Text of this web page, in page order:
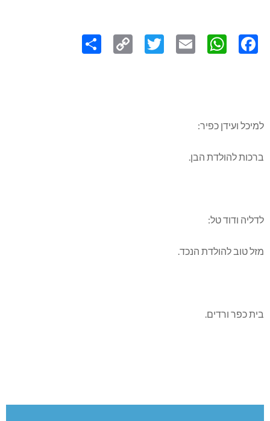
Link
למיכל ועידן כפיר:
ברכות להולדת הבן.
לדליה ודוד טל:
מזל טוב להולדת הנכד.
בית כפר ורדים.